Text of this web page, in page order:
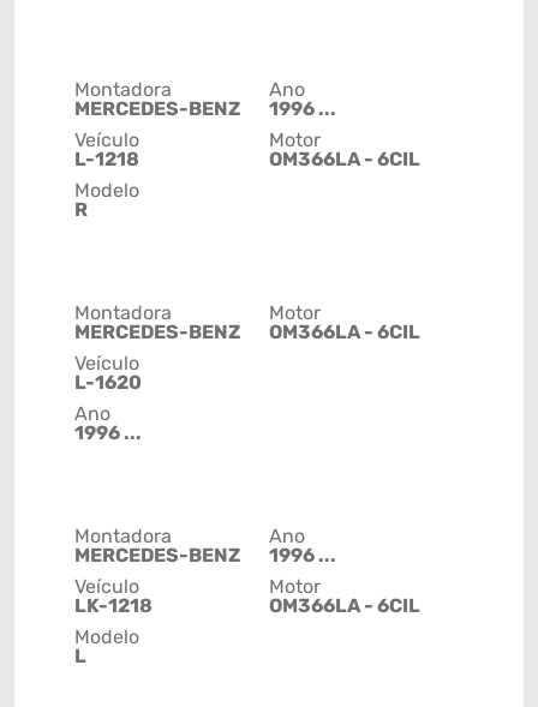
Montadora
MERCEDES-BENZ
Veículo
L-1218
Modelo
R
Ano
1996 ...
Motor
OM366LA - 6CIL
Montadora
MERCEDES-BENZ
Veículo
L-1620
Ano
1996 ...
Motor
OM366LA - 6CIL
Montadora
MERCEDES-BENZ
Veículo
LK-1218
Modelo
L
Ano
1996 ...
Motor
OM366LA - 6CIL